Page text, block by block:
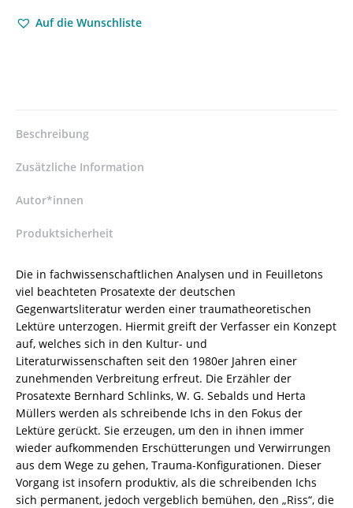
Vorleser’
Herta
,Atemschaukel’
Dieter
–
9783826054921
/
978-
3-
8260-
5492-
1
/
978-
3-
82-
605492-
1
Menge
Auf die Wunschliste
Beschreibung
Zusätzliche Information
Autor*innen
Produktsicherheit
Die in fachwissenschaftlichen Analysen und in Feuilletons
viel beachteten Prosatexte der deutschen
Gegenwartsliteratur werden einer traumatheoretischen
Lektüre unterzogen. Hiermit greift der Verfasser ein Konzept
auf, welches sich in den Kultur- und
Literaturwissenschaften seit den 1980er Jahren einer
zunehmenden Verbreitung erfreut. Die Erzähler der
Prosatexte Bernhard Schlinks, W. G. Sebalds und Herta
Müllers werden als schreibende Ichs in den Fokus der
Lektüre gerückt. Sie erzeugen, um den in ihnen immer
wieder aufkommenden Erschütterungen und Verwirrungen
aus dem Wege zu gehen, Trauma-Konfigurationen. Dieser
Vorgang ist insofern produktiv, als die schreibenden Ichs
sich permanent, jedoch vergeblich bemühen, den „Riss“, die